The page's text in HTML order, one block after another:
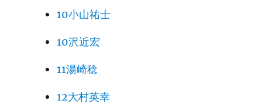
10小山祐士
10沢近宏
11湯崎稔
12大村英幸